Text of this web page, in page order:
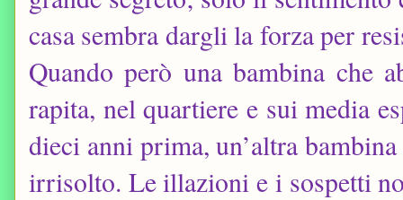
casa sembra dargli la forza per
Quando però una bambina che
rapita, nel quartiere e sui media
dieci anni prima, un’altra
irrisolto. Le illazioni e i sospetti